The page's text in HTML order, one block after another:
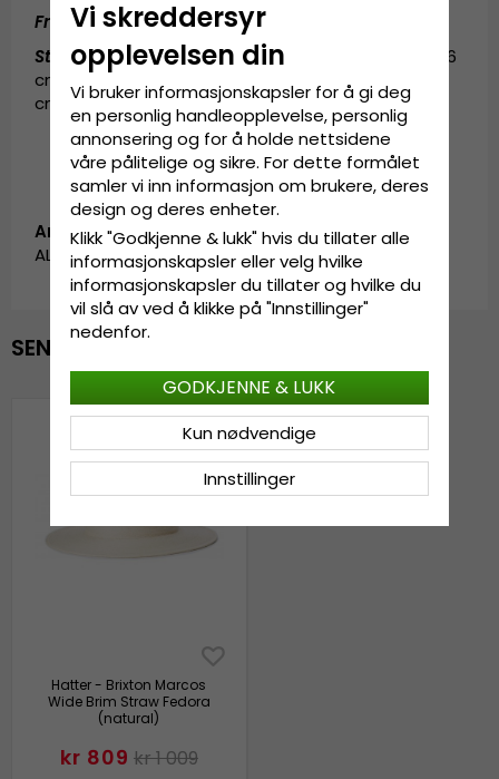
Fremstilt av:100 prosentpalme
Størrelsesinformasjon:X-Small - 54 cm. Small - 56
cm. Medium - 58 cm. Large - 60 cm. X-Large - 62
cm.
Artikkel-ID:
ALL_10669/10570.natur-4
SENEST VISTE
Hatter - Brixton Marcos
Wide Brim Straw Fedora
(natural)
kr 809 kr 1 009
Vi skreddersyr
opplevelsen din
Vi bruker informasjonskapsler for å gi deg
en personlig handleopplevelse, personlig
annonsering og for å holde nettsidene
våre pålitelige og sikre. For dette formålet
samler vi inn informasjon om brukere, deres
design og deres enheter.
Klikk "Godkjenne & lukk" hvis du tillater alle
informasjonskapsler eller velg hvilke
informasjonskapsler du tillater og hvilke du
vil slå av ved å klikke på "Innstillinger"
nedenfor.
Innstillinger
Kun nødvendige
GODKJENNE & LUKK